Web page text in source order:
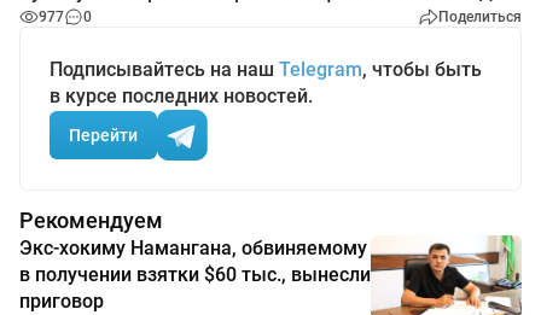
977 0 Поделиться
Подписывайтесь на наш Telegram, чтобы быть
в курсе последних новостей.
Перейти
Рекомендуем
Экс-хокиму Намангана, обвиняемому
в получении взятки $60 тыс., вынесли
приговор